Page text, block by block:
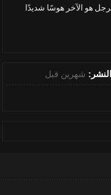
secondsVolume
هو الآخر هوسًا شديدًا
شهرين قبل